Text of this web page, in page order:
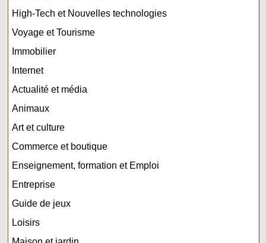
High-Tech et Nouvelles technologies
Voyage et Tourisme
Immobilier
Internet
Actualité et média
Animaux
Art et culture
Commerce et boutique
Enseignement, formation et Emploi
Entreprise
Guide de jeux
Loisirs